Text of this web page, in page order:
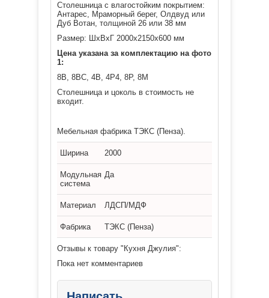
Столешница с влагостойким покрытием:
Антарес, Мраморный берег, Олдвуд или
Дуб Вотан, толщиной 26 или 38 мм
Размер: ШхВхГ 2000х2150х600 мм
Цена указана за комплектацию на фото
1:
8В, 8ВС, 4В, 4Р4, 8Р, 8М
Столешница и цоколь в стоимость не
входит.
Мебельная фабрика ТЭКС (Пенза).
Ширина 2000
Модульная
система
Да
Материал ЛДСП/МДФ
Фабрика ТЭКС (Пенза)
Отзывы к товару "Кухня Джулия":
Пока нет комментариев